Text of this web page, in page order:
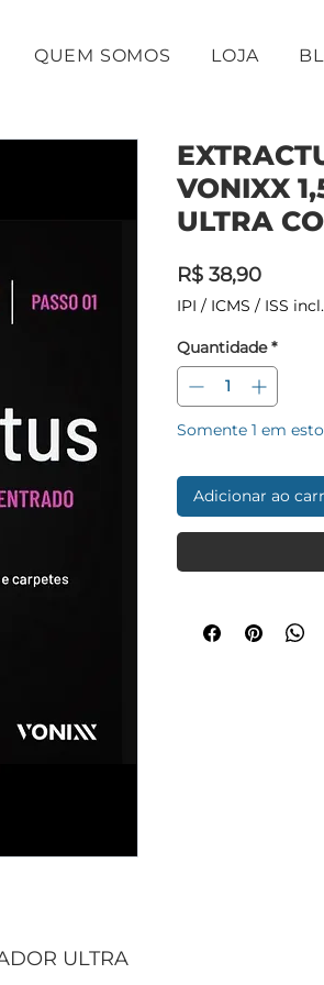
QUEM SOMOS LOJA
ULTRA
VONIXX
ULTRA
R$ 38,90Preço
IPI / ICMS / ISS incl.
Quantidade *
Somente 1 em
Adicionar ao